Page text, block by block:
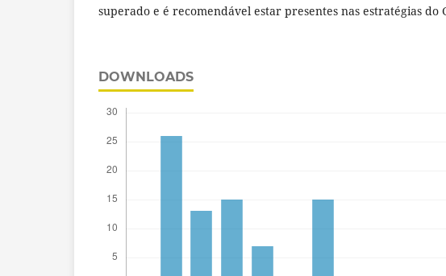
superado e é recomendável estar presentes nas estratégias do
DOWNLOADS